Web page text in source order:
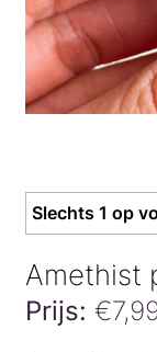
Slechts 1 op
Amethist
Prijs: €